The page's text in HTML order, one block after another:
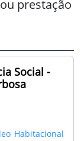
prestação
Social -
Habitacional